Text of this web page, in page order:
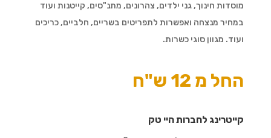
מוסדות חינוך, גני ילדים, צהרונים, מתנ"סים, קייטנות ועוד
במחיר מנצחה ואפשרות לתפריטים בשריים, חלביים, כריכים
ועוד. מגוון סוגי כשרות.
החל מ 12 ש"ח
קייטרינג לחברות היי טק